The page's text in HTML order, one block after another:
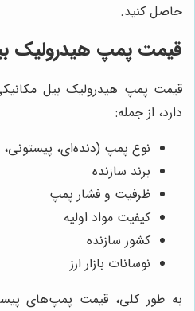
حاصل کنید.
قیمت پمپ هیدرولیک
قیمت پمپ هیدرولیک بیل
دارد، از جمله:
نوع پمپ (دنده‌ای، پیستونی،
برند سازنده
ظرفیت و فشار پمپ
کیفیت مواد اولیه
کشور سازنده
نوسانات بازار ارز
به طور کلی، قیمت پمپ‌های